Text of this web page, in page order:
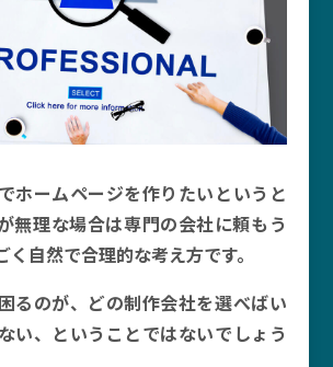
ホームページを作りたいというと
無理な場合は専門の会社に頼もう
く自然で合理的な考え方です。
るのが、どの制作会社を選べばい
い、ということではないでしょう